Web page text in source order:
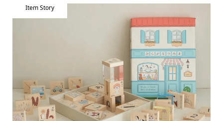
Item Story